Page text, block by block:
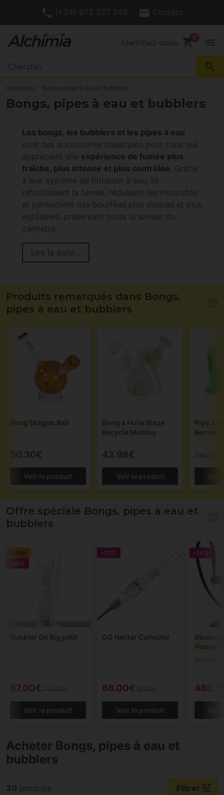
(+34) 972 527 248 Contact
Identifiez-vous shopping_cart menu
search
Headshop Bongs, pipes à eau et bubblers
Bongs, pipes à eau et bubblers
Les bongs, les bubblers et les pipes à eau
sont des accessoires classiques pour ceux qui
apprécient une expérience de fumée plus
fraîche, plus intense et plus contrôlée. Grâce
à leur système de filtration à eau, ils
refroidissent la fumée, réduisent les impuretés
et permettent des bouffées plus douces et plus
agréables, préservant toute la saveur du
cannabis.
Lire la suite...
Produits remarqués dans Bongs,
pipes à eau et bubblers
Bong Dragon Ball
50.30€
Voir le produit
Bong à Huile Blaze
Recycle Möbius
43.98€
Voir le produit
Pipe à
Kermit
Depuis
Offre spéciale Bongs, pipes à eau et
bubblers
Outlet
-40%
Bubbler Oil Rig petit
87.00€
Voir le produit
-20%
GG Nectar Collector
68.00€
Voir le produit
-15%
Hookah
En
Acheter Bongs, pipes à eau et
bubblers
30 produits Filtrer tune